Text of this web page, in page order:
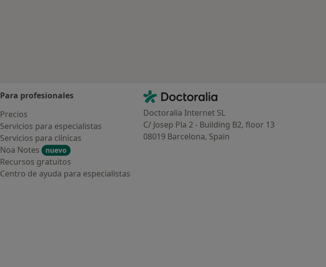
Para profesionales
Precios
Servicios para especialistas
Servicios para clínicas
Noa Notes
nuevo
Recursos gratuitos
Centro de ayuda para especialistas
Contacto
Doctoralia - Página de inicio
Doctoralia Internet SL
C/ Josep Pla 2 - Building B2, floor 13
08019 Barcelona, Spain